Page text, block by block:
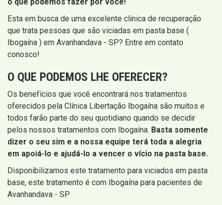
o que podemos fazer por você!
Esta em busca de uma excelente clinica de recuperação
que trata pessoas que são viciadas em pasta base (
Ibogaína ) em Avanhandava - SP? Entre em contato
conosco!
O QUE PODEMOS LHE OFERECER?
Os benefícios que você encontrará nos tratamentos
oferecidos pela Clínica Libertação Ibogaína são muitos e
todos farão parte do seu quotidiano quando se decidir
pelos nossos tratamentos com Ibogaína. Basta somente
dizer o seu sim e a nossa equipe terá toda a alegria
em apoiá-lo e ajudá-lo a vencer o vício na pasta base.
Disponibilizamos este tratamento para viciados em pasta
base, este tratamento é com Ibogaína para pacientes de
Avanhandava - SP